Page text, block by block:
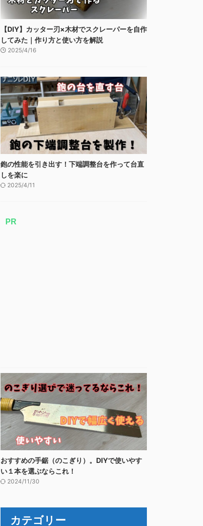
【DIY】カッター刃×木材でスクレーパーを自作
してみた｜作り方と使い方を解説
2025/4/16
鉋の性能を引き出す！下端調整台を作って台直
しを楽に
2025/4/11
PR
おすすめの手鋸（のこぎり）。DIYで使いやす
い１本を選ぶならこれ！
2024/11/30
カテゴリー